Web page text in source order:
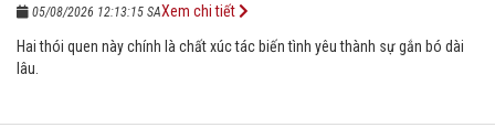
05/08/2026 12:13:15 SA
Hai thói quen này chính là chất xúc tác biến tình yêu thành sự gắn bó dài
lâu.
Xem chi tiết